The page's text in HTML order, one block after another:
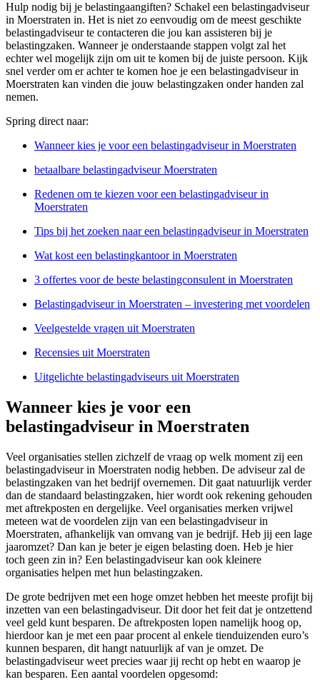
Hulp nodig bij je belastingaangiften? Schakel een belastingadviseur
in Moerstraten in. Het is niet zo eenvoudig om de meest geschikte
belastingadviseur te contacteren die jou kan assisteren bij je
belastingzaken. Wanneer je onderstaande stappen volgt zal het
echter wel mogelijk zijn om uit te komen bij de juiste persoon. Kijk
snel verder om er achter te komen hoe je een belastingadviseur in
Moerstraten kan vinden die jouw belastingzaken onder handen zal
nemen.
Spring direct naar:
Wanneer kies je voor een belastingadviseur in Moerstraten
betaalbare belastingadviseur Moerstraten
Redenen om te kiezen voor een belastingadviseur in
Moerstraten
Tips bij het zoeken naar een belastingadviseur in Moerstraten
Wat kost een belastingkantoor in Moerstraten
3 offertes voor de beste belastingconsulent in Moerstraten
Belastingadviseur in Moerstraten – investering met voordelen
Veelgestelde vragen uit Moerstraten
Recensies uit Moerstraten
Uitgelichte belastingadviseurs uit Moerstraten
Wanneer kies je voor een
belastingadviseur in Moerstraten
Veel organisaties stellen zichzelf de vraag op welk moment zij een
belastingadviseur in Moerstraten nodig hebben. De adviseur zal de
belastingzaken van het bedrijf overnemen. Dit gaat natuurlijk verder
dan de standaard belastingzaken, hier wordt ook rekening gehouden
met aftrekposten en dergelijke. Veel organisaties merken vrijwel
meteen wat de voordelen zijn van een belastingadviseur in
Moerstraten, afhankelijk van omvang van je bedrijf. Heb jij een lage
jaaromzet? Dan kan je beter je eigen belasting doen. Heb je hier
toch geen zin in? Een belastingadviseur kan ook kleinere
organisaties helpen met hun belastingzaken.
De grote bedrijven met een hoge omzet hebben het meeste profijt bij
inzetten van een belastingadviseur. Dit door het feit dat je ontzettend
veel geld kunt besparen. De aftrekposten lopen namelijk hoog op,
hierdoor kan je met een paar procent al enkele tienduizenden euro’s
kunnen besparen, dit hangt natuurlijk af van je omzet. De
belastingadviseur weet precies waar jij recht op hebt en waarop je
kan besparen. Een aantal voordelen opgesomd: